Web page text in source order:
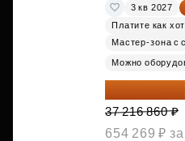
3 кв 2027
Платите как
Мастер-зона с
Можно
28 656 982 ₽
37 216 860 ₽
654 269 ₽ за